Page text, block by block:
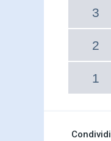
3
2
1
Condividi